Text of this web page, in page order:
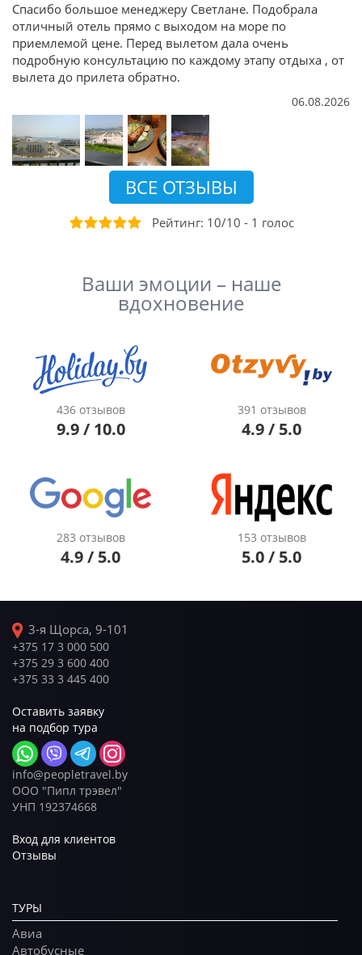
Спасибо большое менеджеру Светлане. Подобрала
отличный отель прямо с выходом на море по
приемлемой цене. Перед вылетом дала очень
подробную консультацию по каждому этапу отдыха , от
вылета до прилета обратно.
06.08.2026
ВСЕ ОТЗЫВЫ
Рейтинг: 10/10 - 1 голоc
Ваши эмоции – наше
вдохновение
436 отзывов
9.9 / 10.0
391 отзывов
4.9 / 5.0
283 отзывов
4.9 / 5.0
153 отзывов
5.0 / 5.0
3-я Щорса, 9-101
+375 17 3 000 500
+375 29 3 600 400
+375 33 3 445 400
Оставить заявку
на подбор тура
info@peopletravel.by
ООО "Пипл трэвел"
УНП 192374668
Вход для клиентов
Отзывы
ТУРЫ
Авиа
Автобусные